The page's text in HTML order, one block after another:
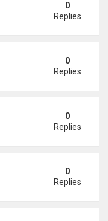
Thuý Hằng0
Replies
hiểm
0
Replies
kém người khác"
0
Replies
năm ở ẩn
0
Replies